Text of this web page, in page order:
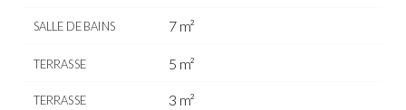
SALLE DE BAINS 7 m²
TERRASSE 5 m²
TERRASSE 3 m²